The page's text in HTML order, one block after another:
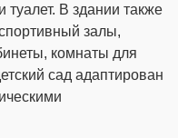
туалет. В здании также
залы,
комнаты для
сад адаптирован